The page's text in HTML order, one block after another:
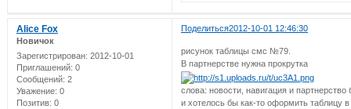
Поделиться2012-10-01 12:46:30
Alice Fox
Новичок
Зарегистрирован: 2012-10-01
Приглашений: 0
Сообщений: 2
Уважение: 0
Позитив: 0
рисунок таблицы смс №79.
В партнерстве нужна прокрутка
слова: новости, навигация и
и хотелось бы как-то оформить таблицу